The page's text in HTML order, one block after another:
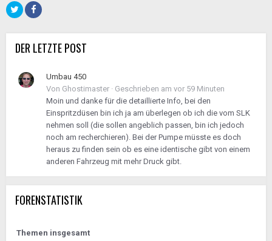
DER LETZTE POST
Umbau 450
Von Ghostimaster · Geschrieben am vor 59 Minuten
Moin und danke für die detaillierte Info, bei den
Einspritzdüsen bin ich ja am überlegen ob ich die vom SLK
nehmen soll (die sollen angeblich passen, bin ich jedoch
noch am recherchieren). Bei der Pumpe müsste es doch
heraus zu finden sein ob es eine identische gibt von einem
anderen Fahrzeug mit mehr Druck gibt.
FORENSTATISTIK
Themen insgesamt